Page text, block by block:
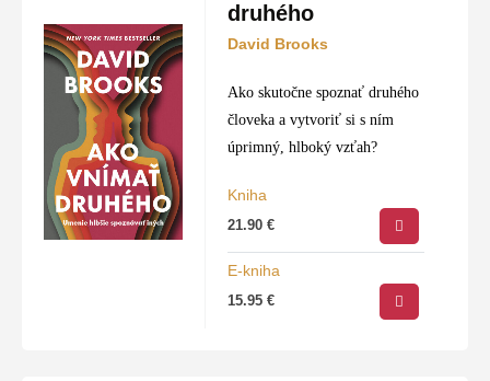
druhého
David Brooks
Ako skutočne spoznať druhého
človeka a vytvoriť si s ním
úprimný, hlboký vzťah?
Kniha
21.90€
E-kniha
15.95€